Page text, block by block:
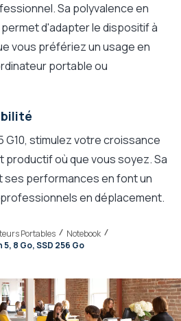
Portables
Notebook
5, 8 Go, SSD 256 Go
Sa polyvalence en
d'adapter le dispositif à
vous préfériez un usage en
portable ou
G10, stimulez votre croissance
où que vous soyez. Sa
ses performances en font un
en déplacement.